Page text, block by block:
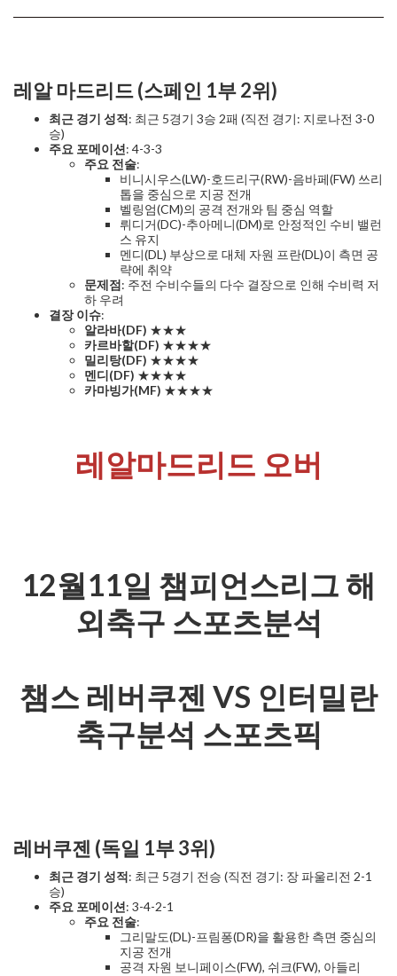
레알 마드리드 (스페인 1부 2위)
최근 경기 성적: 최근 5경기 3승 2패 (직전 경기: 지로나전 3-0
승)
주요 포메이션: 4-3-3
주요 전술:
비니시우스(LW)-호드리구(RW)-음바페(FW) 쓰리
톱을 중심으로 지공 전개
벨링엄(CM)의 공격 전개와 팀 중심 역할
뤼디거(DC)-추아메니(DM)로 안정적인 수비 밸런
스 유지
멘디(DL) 부상으로 대체 자원 프란(DL)이 측면 공
략에 취약
문제점: 주전 수비수들의 다수 결장으로 인해 수비력 저
하 우려
결장 이슈:
알라바(DF) ★★★
카르바할(DF) ★★★★
밀리탕(DF) ★★★★
멘디(DF) ★★★★
카마빙가(MF) ★★★★
레알마드리드 오버
12월11일 챔피언스리그 해
외축구 스포츠분석
챔스 레버쿠젠 VS 인터밀란
축구분석 스포츠픽
레버쿠젠 (독일 1부 3위)
최근 경기 성적: 최근 5경기 전승 (직전 경기: 장 파울리전 2-1
승)
주요 포메이션: 3-4-2-1
주요 전술:
그리말도(DL)-프림퐁(DR)을 활용한 측면 중심의
지공 전개
공격 자원 보니페이스(FW), 쉬크(FW), 아들리